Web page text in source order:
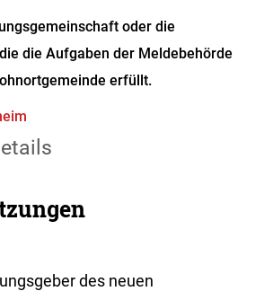
oder die
die Aufgaben der Meldebehörde
erfüllt.
des neuen